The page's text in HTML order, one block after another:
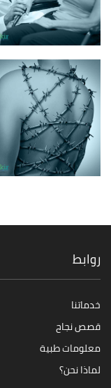
روابط
خدماتنا
قصص نجاح
معلومات طبية
لماذا نحن؟